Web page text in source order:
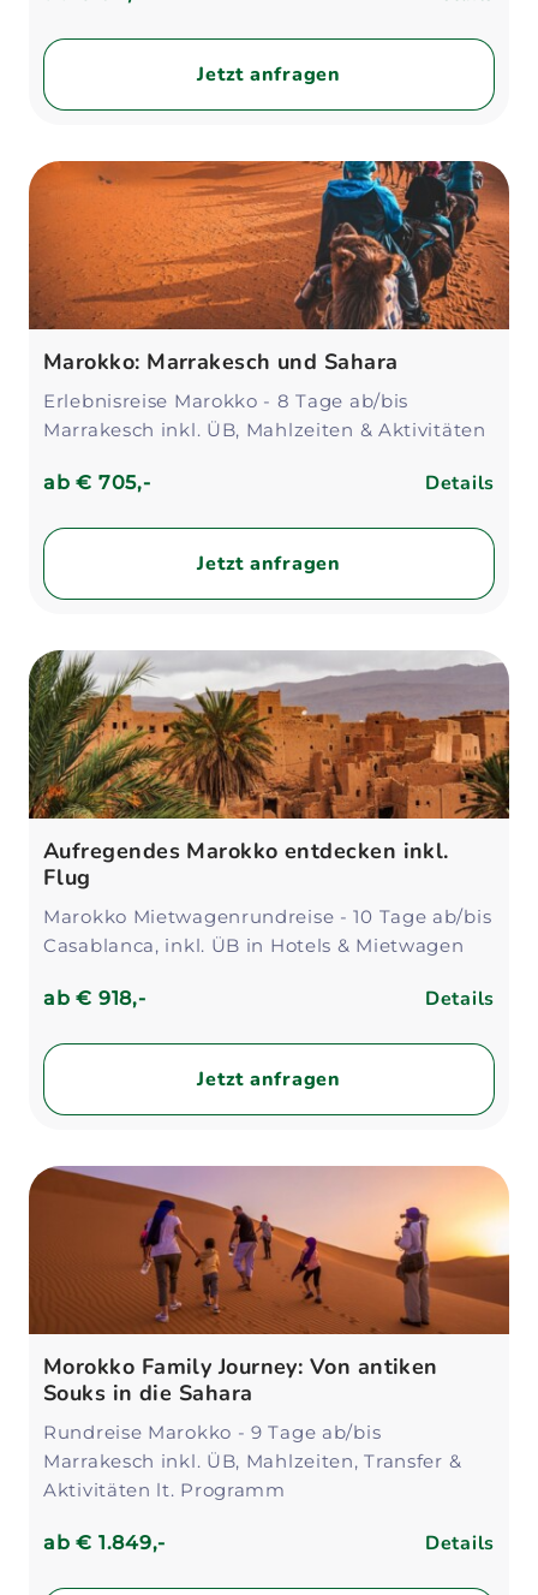
Jetzt anfragen
Marokko: Marrakesch und Sahara
Erlebnisreise Marokko - 8 Tage ab/bis
Marrakesch inkl. ÜB, Mahlzeiten & Aktivitäten
ab€ 705,- Details
Jetzt anfragen
Aufregendes Marokko entdecken inkl.
Flug
Marokko Mietwagenrundreise - 10 Tage ab/bis
Casablanca, inkl. ÜB in Hotels & Mietwagen
ab€ 918,- Details
Jetzt anfragen
Morokko Family Journey: Von antiken
Souks in die Sahara
Rundreise Marokko - 9 Tage ab/bis
Marrakesch inkl. ÜB, Mahlzeiten, Transfer &
Aktivitäten lt. Programm
ab€ 1.849,- Details